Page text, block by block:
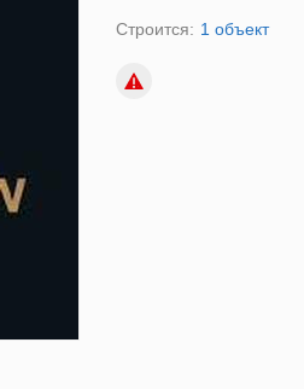
Строится: 1 объект